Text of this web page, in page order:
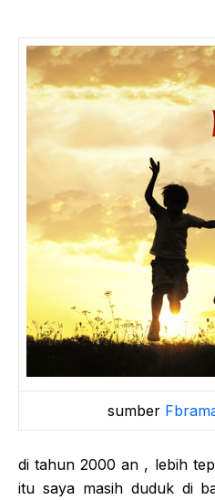
sumber
di tahun 2000 an , lebih
itu saya masih duduk di